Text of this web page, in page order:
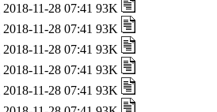
2018-11-28 07:41 93K
2018-11-28 07:41 93K
2018-11-28 07:41 93K
2018-11-28 07:41 93K
2018-11-28 07:41 93K